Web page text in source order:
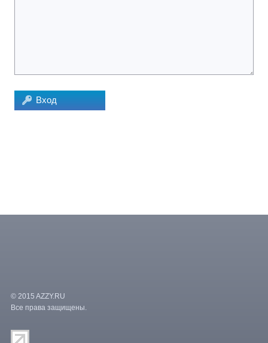
Вход
© 2015 AZZY.RU
Все права защищены.
/var/www/vhosts/paradocs/kino.advideo.ru/templates/azzy/